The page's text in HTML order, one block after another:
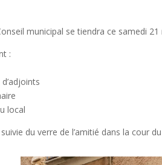
municipal se tiendra ce samedi
:
local
du verre de l’amitié dans la cour